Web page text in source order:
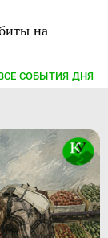
на
СОБЫТИЯ ДНЯ